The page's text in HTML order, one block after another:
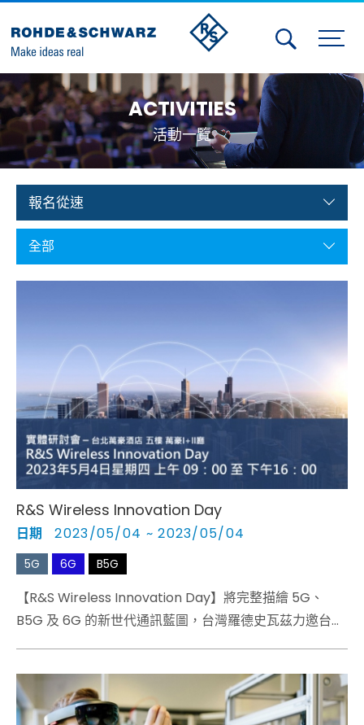
Activities
Contact Us
Member
Calendar
Member Login
Broadcast and Media
Cybersecurity
ACTIVITIES
活動一覽
報名從速
全部
R&S Wireless Innovation Day​
日期 2023/05/04 ~ 2023/05/04
5G 6G B5G
【R&S Wireless Innovation Day】將完整描繪 5G、
B5G 及 6G 的新世代通訊藍圖，台灣羅德史瓦茲力邀台灣
從 NTN、低軌道衛星與天線設計重要關隘…等議題。​